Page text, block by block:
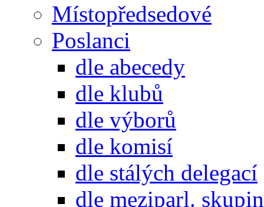
Místopředsedové
Poslanci
dle abecedy
dle klubů
dle výborů
dle komisí
dle stálých delegací
dle meziparl. skupin